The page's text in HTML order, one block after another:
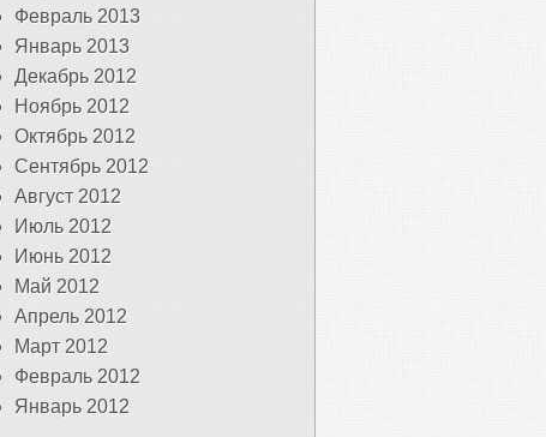
Февраль 2013
Январь 2013
Декабрь 2012
Ноябрь 2012
Октябрь 2012
Сентябрь 2012
Август 2012
Июль 2012
Июнь 2012
Май 2012
Апрель 2012
Март 2012
Февраль 2012
Январь 2012